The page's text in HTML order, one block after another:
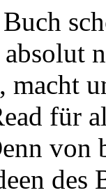
macht
für
von
des